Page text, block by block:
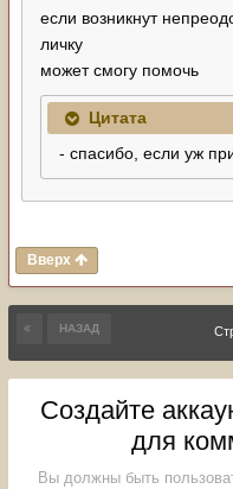
если возникнут
личку
может смогу помочь
Цитата
- спасибо, если уж
Вверх
НАЗАД
Создайте
для
Вы должны быть